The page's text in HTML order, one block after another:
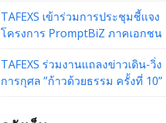
TAFEXS เข้าร่วมการประชุมชี้แจง
โครงการ PromptBiZ ภาคเอกชน
TAFEXS ร่วมงานแถลงข่าวเดิน-วิ่ง
การกุศล ”ก้าวด้วยธรรม ครั้งที่ 10”